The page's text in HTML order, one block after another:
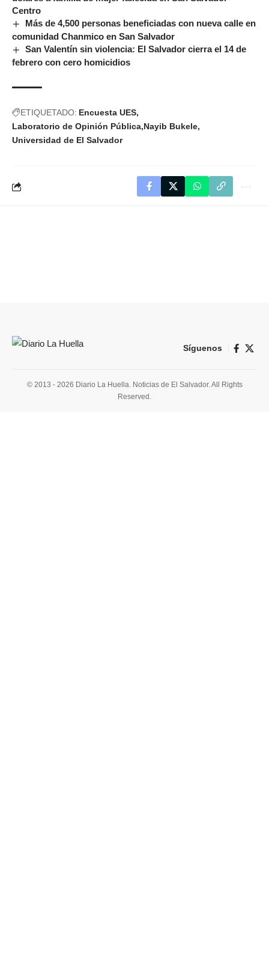
Centro
Más de 4,500 personas beneficiadas con nueva calle en
comunidad Chanmico en San Salvador
San Valentín sin violencia: El Salvador cierra el 14 de
febrero con cero homicidios
ETIQUETADO: Encuesta UES
Laboratorio de Opinión Pública Nayib Bukele
Universidad de El Salvador
Síguenos
© 2013 - 2026 Diario La Huella. Noticias de El Salvador. All Rights
Reserved.